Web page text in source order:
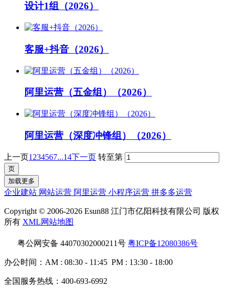
设计1组（2026）
客服+抖音（2026）
阿里运营（五金组）（2026）
阿里运营（深度冲锋组）（2026）
上一页1 234567...14下一页 转至第
加载更多
企业建站 网站运营 阿里运营 小程序运营 拼多多运营
Copyright © 2006-2026 Esun88 江门市亿阳科技有限公司 版权
所有 XML网站地图
粤公网安备 44070302000211号 粤ICP备12080386号
办公时间：AM : 08:30 - 11:45 PM : 13:30 - 18:00
全国服务热线：400-693-6992